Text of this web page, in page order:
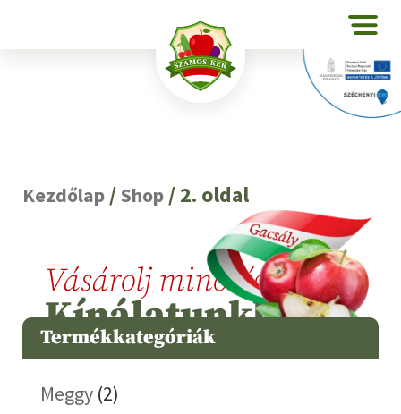
Kezdőlap / Shop / 2. oldal
Vásárolj minőséget
Kínálatunkból
Termékkategóriák
Meggy (2)